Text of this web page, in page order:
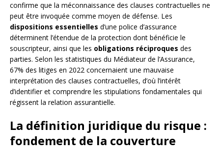
confirme que la méconnaissance des clauses contractuelles ne
peut être invoquée comme moyen de défense. Les
dispositions essentielles d’une police d’assurance
déterminent l’étendue de la protection dont bénéficie le
souscripteur, ainsi que les obligations réciproques des
parties. Selon les statistiques du Médiateur de l’Assurance,
67% des litiges en 2022 concernaient une mauvaise
interprétation des clauses contractuelles, d’où l’intérêt
d’identifier et comprendre les stipulations fondamentales qui
régissent la relation assurantielle.
La définition juridique du risque :
fondement de la couverture